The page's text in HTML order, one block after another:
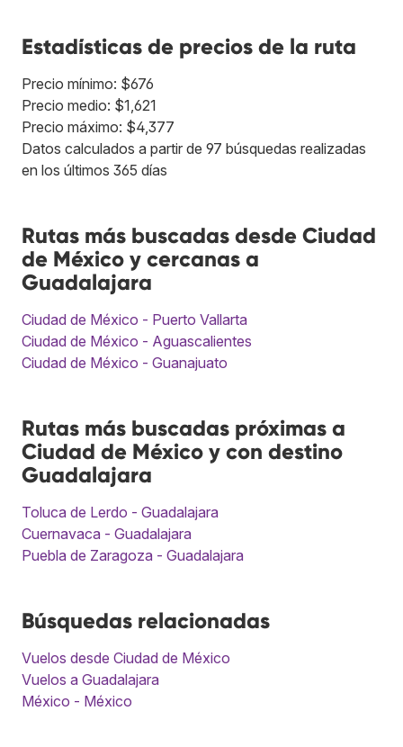
Estadísticas de precios de la ruta
Precio mínimo: $676
Precio medio: $1,621
Precio máximo: $4,377
Datos calculados a partir de 97 búsquedas realizadas
en los últimos 365 días
Rutas más buscadas desde Ciudad
de México y cercanas a
Guadalajara
Ciudad de México - Puerto Vallarta
Ciudad de México - Aguascalientes
Ciudad de México - Guanajuato
Rutas más buscadas próximas a
Ciudad de México y con destino
Guadalajara
Toluca de Lerdo - Guadalajara
Cuernavaca - Guadalajara
Puebla de Zaragoza - Guadalajara
Búsquedas relacionadas
Vuelos desde Ciudad de México
Vuelos a Guadalajara
México - México